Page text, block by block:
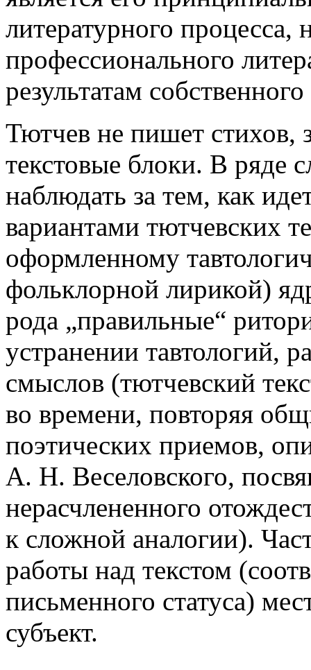
литературного процесса,
профессионального
результатам
Тютчев не пишет стихов,
текстовые блоки. В ряде
наблюдать за тем, как
вариантами тютчевских
оформленному
фольклорной лирикой)
рода „правильные“
устранении тавтологий,
смыслов (тютчевский
во времени, повторяя
поэтических приемов,
А. Н. Веселовского,
нерасчлененного
к сложной аналогии).
работы над текстом
письменного статуса)
субъект.